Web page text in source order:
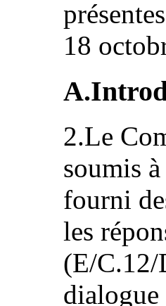
18
2.Le
soumis
fourni
les
(E/
dialogue